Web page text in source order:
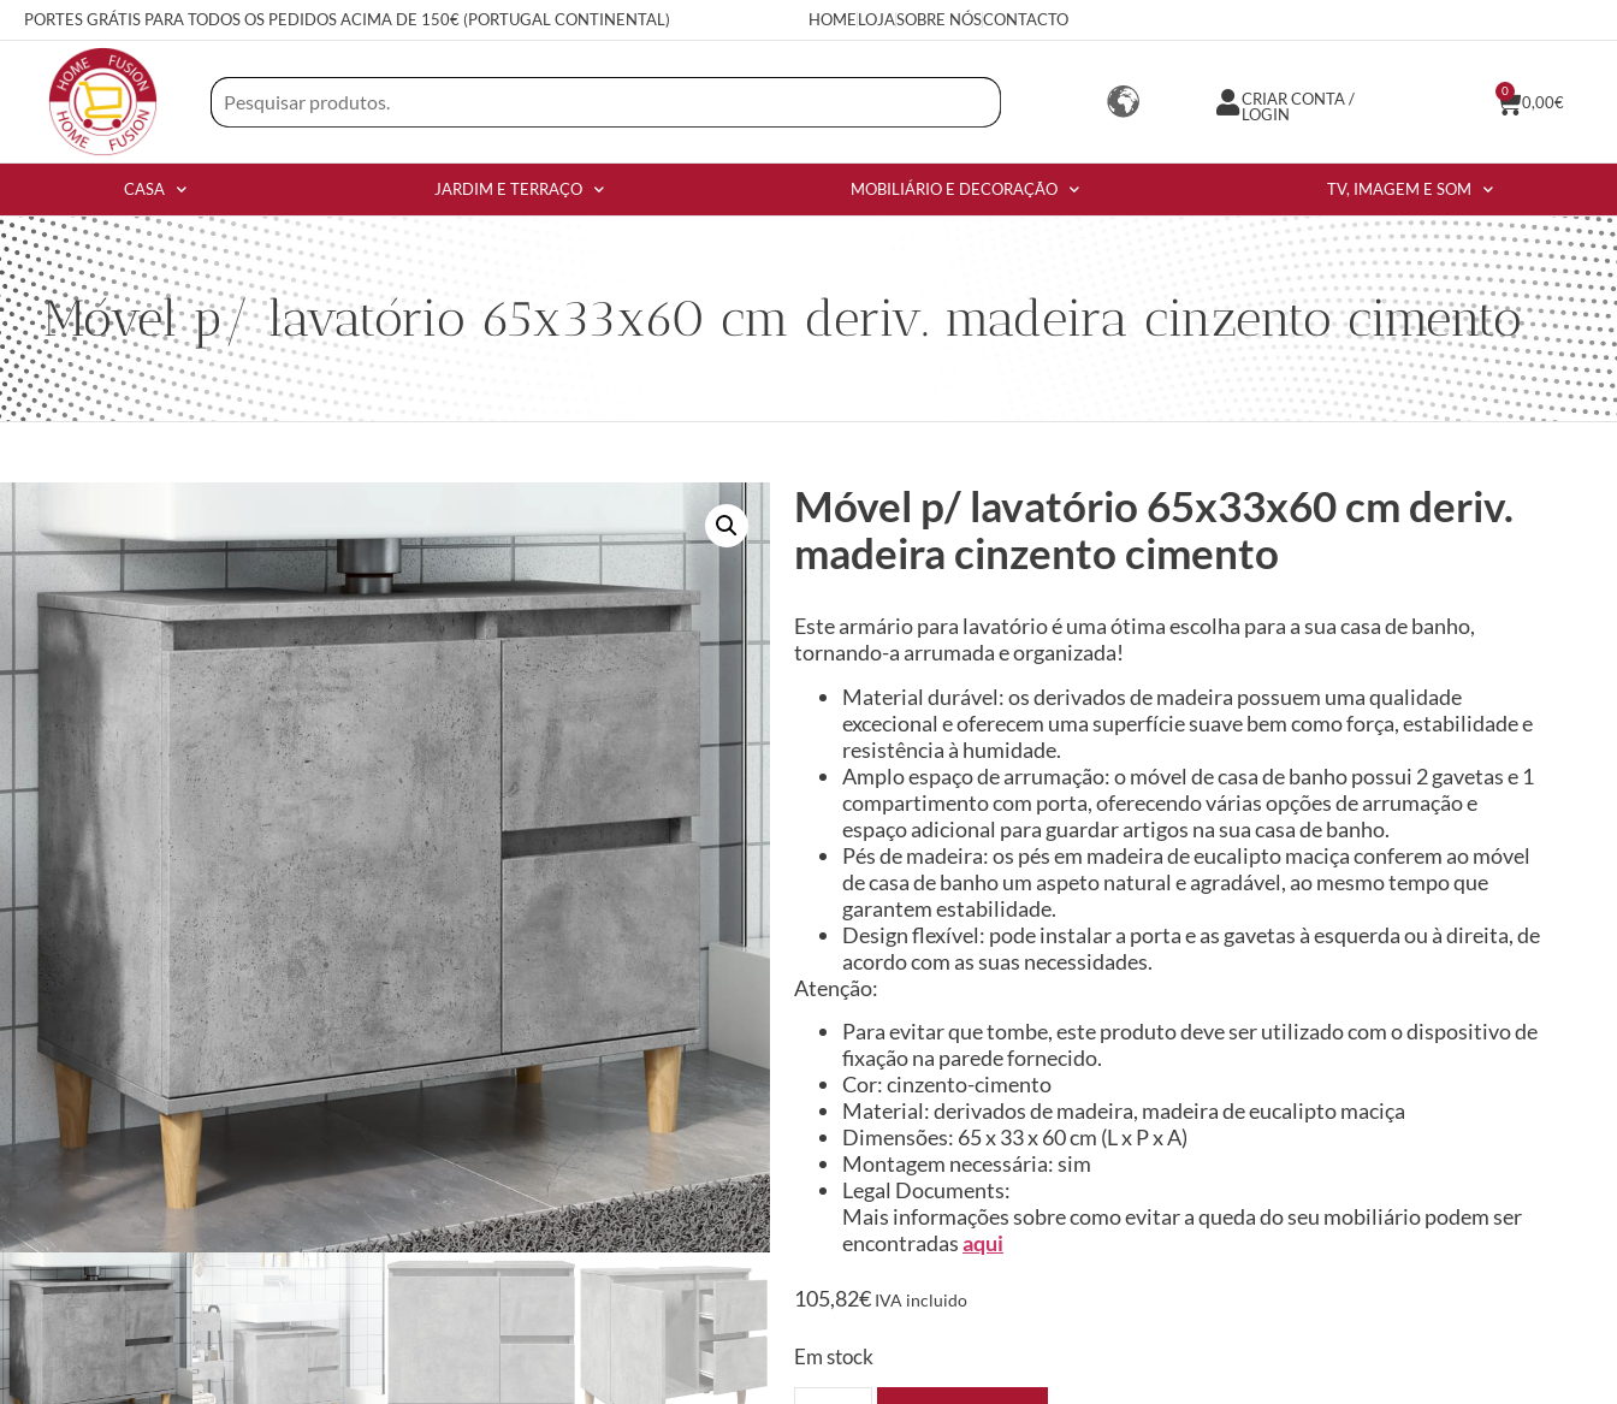
PORTES GRÁTIS PARA TODOS OS PEDIDOS ACIMA DE 150€ (PORTUGAL CONTINENTAL) HOMELOJASOBRE NÓSCONTACTO
CRIAR CONTA /
LOGIN
0,00€
0
CASA JARDIM E TERRAÇO MOBILIÁRIO E DECORAÇÃO TV, IMAGEM E SOM
Móvel p/ lavatório 65x33x60 cm deriv. madeira cinzento cimento
Móvel p/ lavatório 65x33x60 cm deriv.
madeira cinzento cimento
Este armário para lavatório é uma ótima escolha para a sua casa de banho,
tornando-a arrumada e organizada!
Material durável: os derivados de madeira possuem uma qualidade
excecional e oferecem uma superfície suave bem como força, estabilidade e
resistência à humidade.
Amplo espaço de arrumação: o móvel de casa de banho possui 2 gavetas e 1
compartimento com porta, oferecendo várias opções de arrumação e
espaço adicional para guardar artigos na sua casa de banho.
Pés de madeira: os pés em madeira de eucalipto maciça conferem ao móvel
de casa de banho um aspeto natural e agradável, ao mesmo tempo que
garantem estabilidade.
Design flexível: pode instalar a porta e as gavetas à esquerda ou à direita, de
acordo com as suas necessidades.
Atenção:
Para evitar que tombe, este produto deve ser utilizado com o dispositivo de
fixação na parede fornecido.
Cor: cinzento-cimento
Material: derivados de madeira, madeira de eucalipto maciça
Dimensões: 65 x 33 x 60 cm (L x P x A)
Montagem necessária: sim
Legal Documents:
Mais informações sobre como evitar a queda do seu mobiliário podem ser
encontradasaqui
105,82€ IVA incluido
Em stock